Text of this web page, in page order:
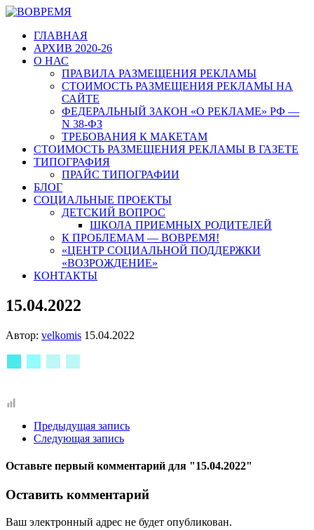
ГЛАВНАЯ
АРХИВ 2020-26
О НАС
ПРАВИЛА РАЗМЕЩЕНИЯ РЕКЛАМЫ
СТОИМОСТЬ РАЗМЕЩЕНИЯ РЕКЛАМЫ НА
САЙТЕ
ФЕДЕРАЛЬНЫЙ ЗАКОН «О РЕКЛАМЕ» РФ —
N 38-ФЗ
ТРЕБОВАНИЯ К МАКЕТАМ
СТОИМОСТЬ РАЗМЕЩЕНИЯ РЕКЛАМЫ В ГАЗЕТЕ
ТИПОГРАФИЯ
ПРАЙС ТИПОГРАФИИ
БЛОГ
СОЦИАЛЬНЫЕ ПРОЕКТЫ
ДЕТСКИЙ ВОПРОС
ШКОЛА ПРИЕМНЫХ РОДИТЕЛЕЙ
К ПРОБЛЕМАМ — ВОВРЕМЯ!
«ЦЕНТР СОЦИАЛЬНОЙ ПОДДЕРЖКИ
«ВОЗРОЖДЕНИЕ»
КОНТАКТЫ
15.04.2022
Автор: velkomis 15.04.2022
Предыдущая запись
Следующая запись
Оставьте первый комментарий для "15.04.2022"
Оставить комментарий
Ваш электронный адрес не будет опубликован.